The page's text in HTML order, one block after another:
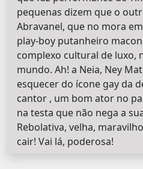
pequenas dizem que o
Abravanel, que no mora
play-boy putanheiro
complexo cultural de luxo,
mundo. Ah! a Neia, Ney
esquecer do ícone gay da
cantor , um bom ator no
na testa que não nega a
Rebolativa, velha,
cair! Vai lá, poderosa!